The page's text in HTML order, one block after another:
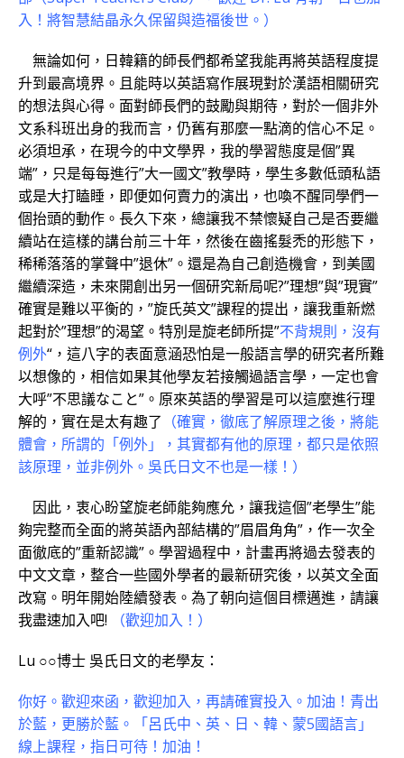
入！將智慧結晶永久保留與造福後世。）
無論如何，日韓籍的師長們都希望我能再將英語程度提
升到最高境界。且能時以英語寫作展現對於漢語相關研究
的想法與心得。面對師長們的鼓勵與期待，對於一個非外
文系科班出身的我而言，仍舊有那麼一點滴的信心不足。
必須坦承，在現今的中文學界，我的學習態度是個”異
端”，只是每每進行”大一國文”教學時，學生多數低頭私語
或是大打瞌睡，即便如何賣力的演出，也喚不醒同學們一
個抬頭的動作。長久下來，總讓我不禁懷疑自己是否要繼
續站在這樣的講台前三十年，然後在齒搖髮禿的形態下，
稀稀落落的掌聲中”退休”。還是為自己創造機會，到美國
繼續深造，未來開創出另一個研究新局呢?”理想”與”現實”
確實是難以平衡的，”旋氏英文”課程的提出，讓我重新燃
起對於”理想”的渴望。特別是旋老師所提”不背規則，沒有
例外“，這八字的表面意涵恐怕是一般語言學的研究者所難
以想像的，相信如果其他學友若接觸過語言學，一定也會
大呼”不思議なこと”。原來英語的學習是可以這麼進行理
解的，實在是太有趣了 （確實，徹底了解原理之後，將能
體會，所謂的「例外」，其實都有他的原理，都只是依照
該原理，並非例外。吳氏日文不也是一樣！）
因此，衷心盼望旋老師能夠應允，讓我這個”老學生”能
夠完整而全面的將英語內部結構的”眉眉角角”，作一次全
面徹底的”重新認識”。學習過程中，計畫再將過去發表的
中文文章，整合一些國外學者的最新研究後，以英文全面
改寫。明年開始陸續發表。為了朝向這個目標邁進，請讓
我盡速加入吧!
（歡迎加入！）
Lu ○○博士 吳氏日文的老學友：
你好。歡迎來函，歡迎加入，再請確實投入。加油！青出
於藍，更勝於藍。「呂氏中、英、日、韓、蒙5國語言」
線上課程，指日可待！加油！